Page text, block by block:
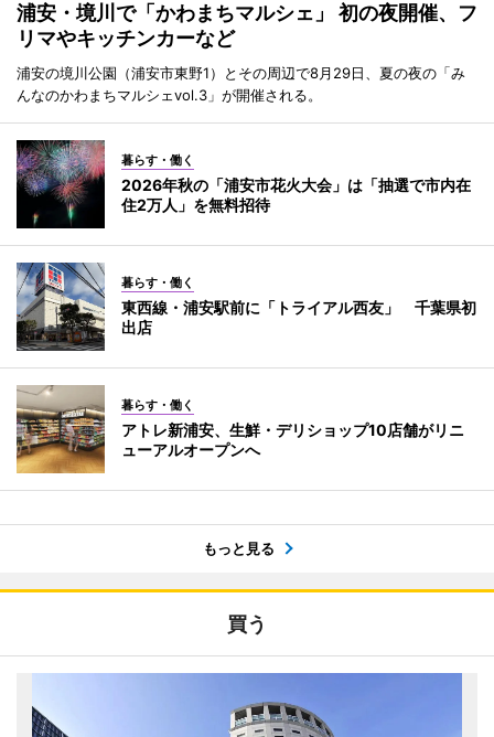
浦安・境川で「かわまちマルシェ」 初の夜開催、フ
リマやキッチンカーなど
浦安の境川公園（浦安市東野1）とその周辺で8月29日、夏の夜の「み
んなのかわまちマルシェvol.3」が開催される。
暮らす・働く
2026年秋の「浦安市花火大会」は「抽選で市内在
住2万人」を無料招待
暮らす・働く
東西線・浦安駅前に「トライアル西友」 千葉県初
出店
暮らす・働く
アトレ新浦安、生鮮・デリショップ10店舗がリニ
ューアルオープンへ
もっと見る
買う